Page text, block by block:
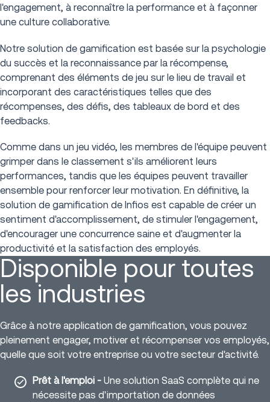
l'engagement, à reconnaître la performance et à façonner
une culture collaborative.
Notre solution de gamification est basée sur la psychologie
du succès et la reconnaissance par la récompense,
comprenant des éléments de jeu sur le lieu de travail et
incorporant des caractéristiques telles que des
récompenses, des défis, des tableaux de bord et des
feedbacks.
Comme dans un jeu vidéo, les membres de l'équipe peuvent
grimper dans le classement s'ils améliorent leurs
performances, tandis que les équipes peuvent travailler
ensemble pour renforcer leur motivation. En définitive, la
solution de gamification de Infios est capable de créer un
sentiment d'accomplissement, de stimuler l'engagement,
d'encourager une concurrence saine et d'augmenter la
productivité et la satisfaction des employés.
Disponible pour toutes
les industries
Grâce à notre application de gamification, vous pouvez
pleinement engager, motiver et récompenser vos employés,
quelle que soit votre entreprise ou votre secteur d'activité.
Prêt à l'emploi - Une solution SaaS complète qui ne
nécessite pas d'importation de données